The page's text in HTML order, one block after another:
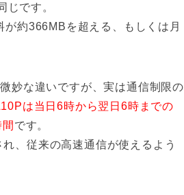
じです。
約366MBを超える、もしくは月
妙な違いですが、実は通信制限の
は当日6時から翌日6時までの
です。
、従来の高速通信が使えるよう